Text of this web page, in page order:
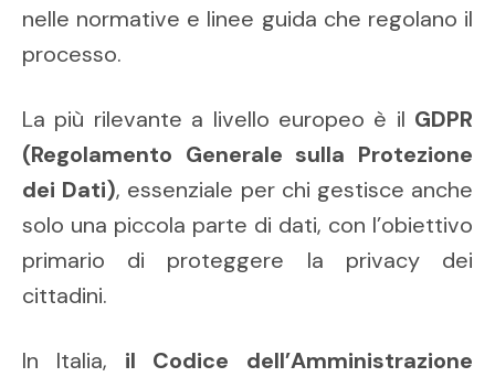
nelle normative e linee guida che regolano il
processo.
La più rilevante a livello europeo è il GDPR
(Regolamento Generale sulla Protezione
dei Dati), essenziale per chi gestisce anche
solo una piccola parte di dati, con l’obiettivo
primario di proteggere la privacy dei
cittadini.
In Italia, il Codice dell’Amministrazione